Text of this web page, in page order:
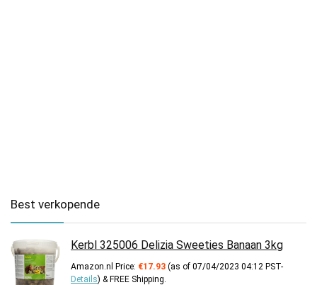
Best verkopende
Kerbl 325006 Delizia Sweeties Banaan 3kg
Amazon.nl Price: €17.93 (as of 07/04/2023 04:12 PST-
Details) & FREE Shipping